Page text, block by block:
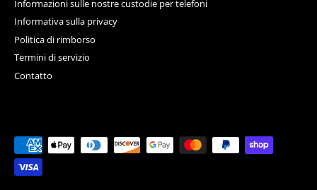
Informazioni sulle nostre custodie per telefoni
Informativa sulla privacy
Politica di rimborso
Termini di servizio
Contatto